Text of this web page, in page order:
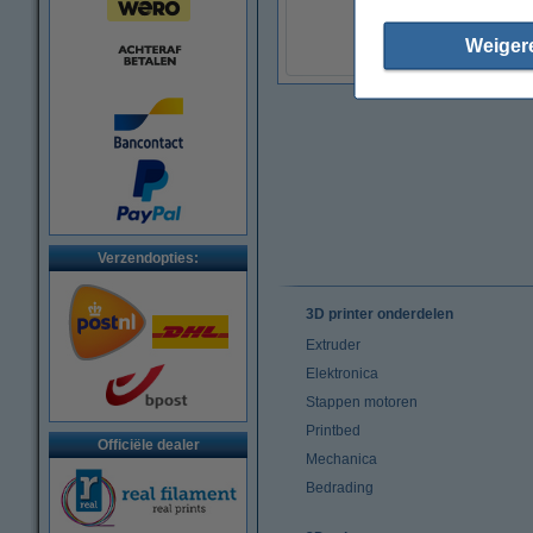
Verzendopties:
Officiële dealer
(Incl. 21% BTW)
3D printer onderdelen
Extruder
Elektronica
Stappen motoren
Printbed
Mechanica
Bedrading